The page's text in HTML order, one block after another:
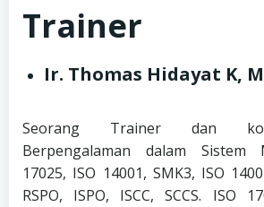
Trainer
Ir. Thomas Hidayat K,
Seorang Trainer dan
Berpengalaman dalam Sistem
17025, ISO 14001, SMK3, ISO
RSPO, ISPO, ISCC, SCCS. ISO